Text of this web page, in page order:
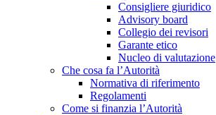
Consigliere giuridico
Advisory board
Collegio dei revisori
Garante etico
Nucleo di valutazione
Che cosa fa l’Autorità
Normativa di riferimento
Regolamenti
Come si finanzia l’Autorità